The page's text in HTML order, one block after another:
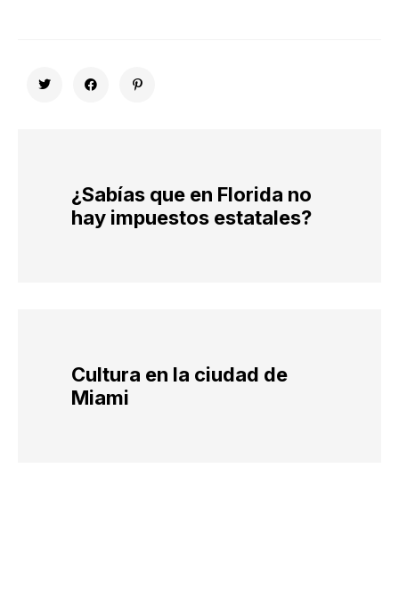
¿Sabías que en Florida no
hay impuestos estatales?
Cultura en la ciudad de
Miami